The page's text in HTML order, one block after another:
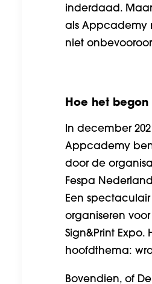
inderdaad.
als Appcademy
niet
Hoe het begon
In december
Appcademy
door de
Fespa
Een
organiseren
Sign&Print Expo.
hoofdthema:
Bovendien, of